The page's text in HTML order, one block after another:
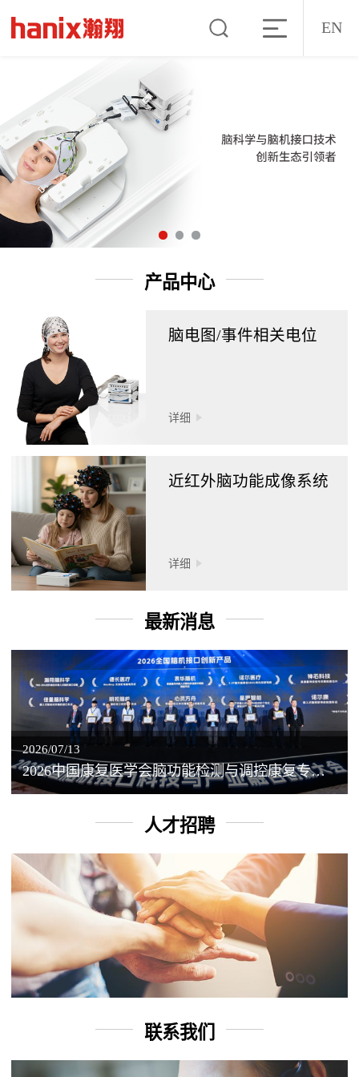
EN
产品中心
脑电图/事件相关电位
详细
近红外脑功能成像系统
详细
最新消息
2026/07/13
2026中国康复医学会脑功能检测与调控康复专业委员会学术年会丨脑客中国：脑机接口——EEG驱动TMS闭环调控工作坊
人才招聘
联系我们